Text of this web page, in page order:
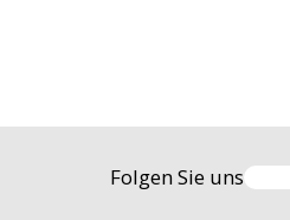
Folgen Sie uns